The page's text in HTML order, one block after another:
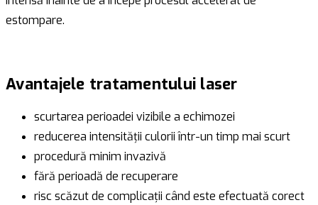
estompare.
Avantajele tratamentului laser
scurtarea perioadei vizibile a echimozei
reducerea intensității culorii într-un timp mai scurt
procedură minim invazivă
fără perioadă de recuperare
risc scăzut de complicații când este efectuată corect